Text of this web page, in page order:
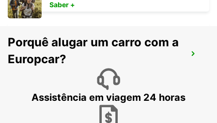
RHODES AIRPORT
RHODES - GREECE
Saber +
Porquê alugar um carro com a
Europcar?
Assistência em viagem 24 horas